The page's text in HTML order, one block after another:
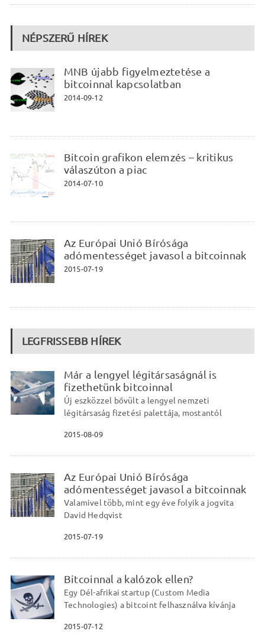
NÉPSZERŰ HÍREK
MNB újabb figyelmeztetése a
bitcoinnal kapcsolatban
2014-09-12
Bitcoin grafikon elemzés – kritikus
válaszúton a piac
2014-07-10
Az Európai Unió Bírósága
adómentességet javasol a bitcoinnak
2015-07-19
LEGFRISSEBB HÍREK
Már a lengyel légitársaságnál is
fizethetünk bitcoinnal
Új eszközzel bővült a lengyel nemzeti
légitársaság fizetési palettája, mostantól
2015-08-09
Az Európai Unió Bírósága
adómentességet javasol a bitcoinnak
Valamivel több, mint egy éve folyik a jogvita
David Hedqvist
2015-07-19
Bitcoinnal a kalózok ellen?
Egy Dél-afrikai startup (Custom Media
Technologies) a bitcoint felhasználva kívánja
2015-07-12